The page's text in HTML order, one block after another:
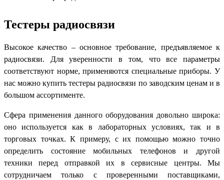
Тестеры радиосвязи
Высокое качество – основное требование, предъявляемое к
радиосвязи. Для уверенности в том, что все параметры
соответствуют норме, применяются специальные приборы. У
нас можно купить тестеры радиосвязи по заводским ценам и в
большом ассортименте.
Сфера применения данного оборудования довольно широка:
оно используется как в лабораторных условиях, так и в
торговых точках. К примеру, с их помощью можно точно
определить состояние мобильных телефонов и другой
техники перед отправкой их в сервисные центры. Мы
сотрудничаем только с проверенными поставщиками,